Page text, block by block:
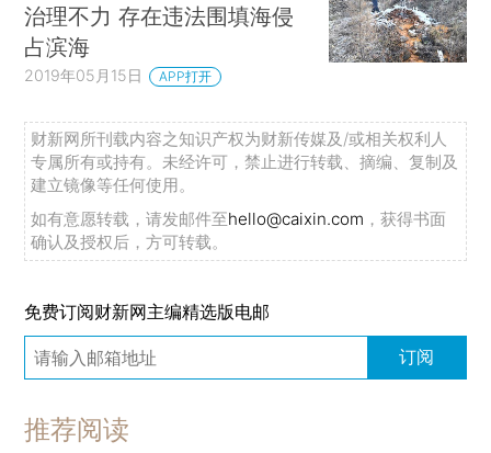
治理不力 存在违法围填海侵
占滨海
2019年05月15日 APP打开
财新网所刊载内容之知识产权为财新传媒及/或相关权利人
专属所有或持有。未经许可，禁止进行转载、摘编、复制及
建立镜像等任何使用。
如有意愿转载，请发邮件至hello@caixin.com ，获得书面
确认及授权后，方可转载。
免费订阅财新网主编精选版电邮
订阅
推荐阅读